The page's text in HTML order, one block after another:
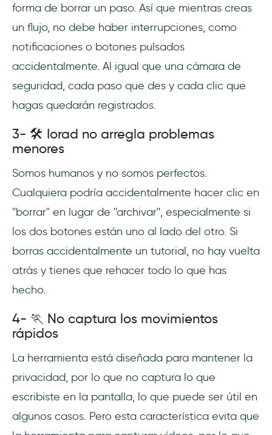
forma de borrar un paso. Así que mientras creas
un flujo, no debe haber interrupciones, como
notificaciones o botones pulsados
accidentalmente. Al igual que una cámara de
seguridad, cada paso que des y cada clic que
hagas quedarán registrados.
3- 🛠 Iorad no arregla problemas
menores
Somos humanos y no somos perfectos.
Cualquiera podría accidentalmente hacer clic en
''borrar'' en lugar de ''archivar'', especialmente si
los dos botones están uno al lado del otro. Si
borras accidentalmente un tutorial, no hay vuelta
atrás y tienes que rehacer todo lo que has
hecho.
4- 🏃 No captura los movimientos
rápidos
La herramienta está diseñada para mantener la
privacidad, por lo que no captura lo que
escribiste en la pantalla, lo que puede ser útil en
algunos casos. Pero esta característica evita que